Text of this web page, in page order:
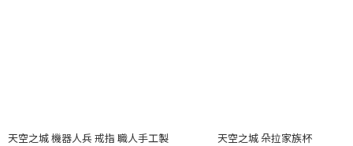
天空之城 機器人兵 戒指 職人手工製 天空之城 朵拉家族杯